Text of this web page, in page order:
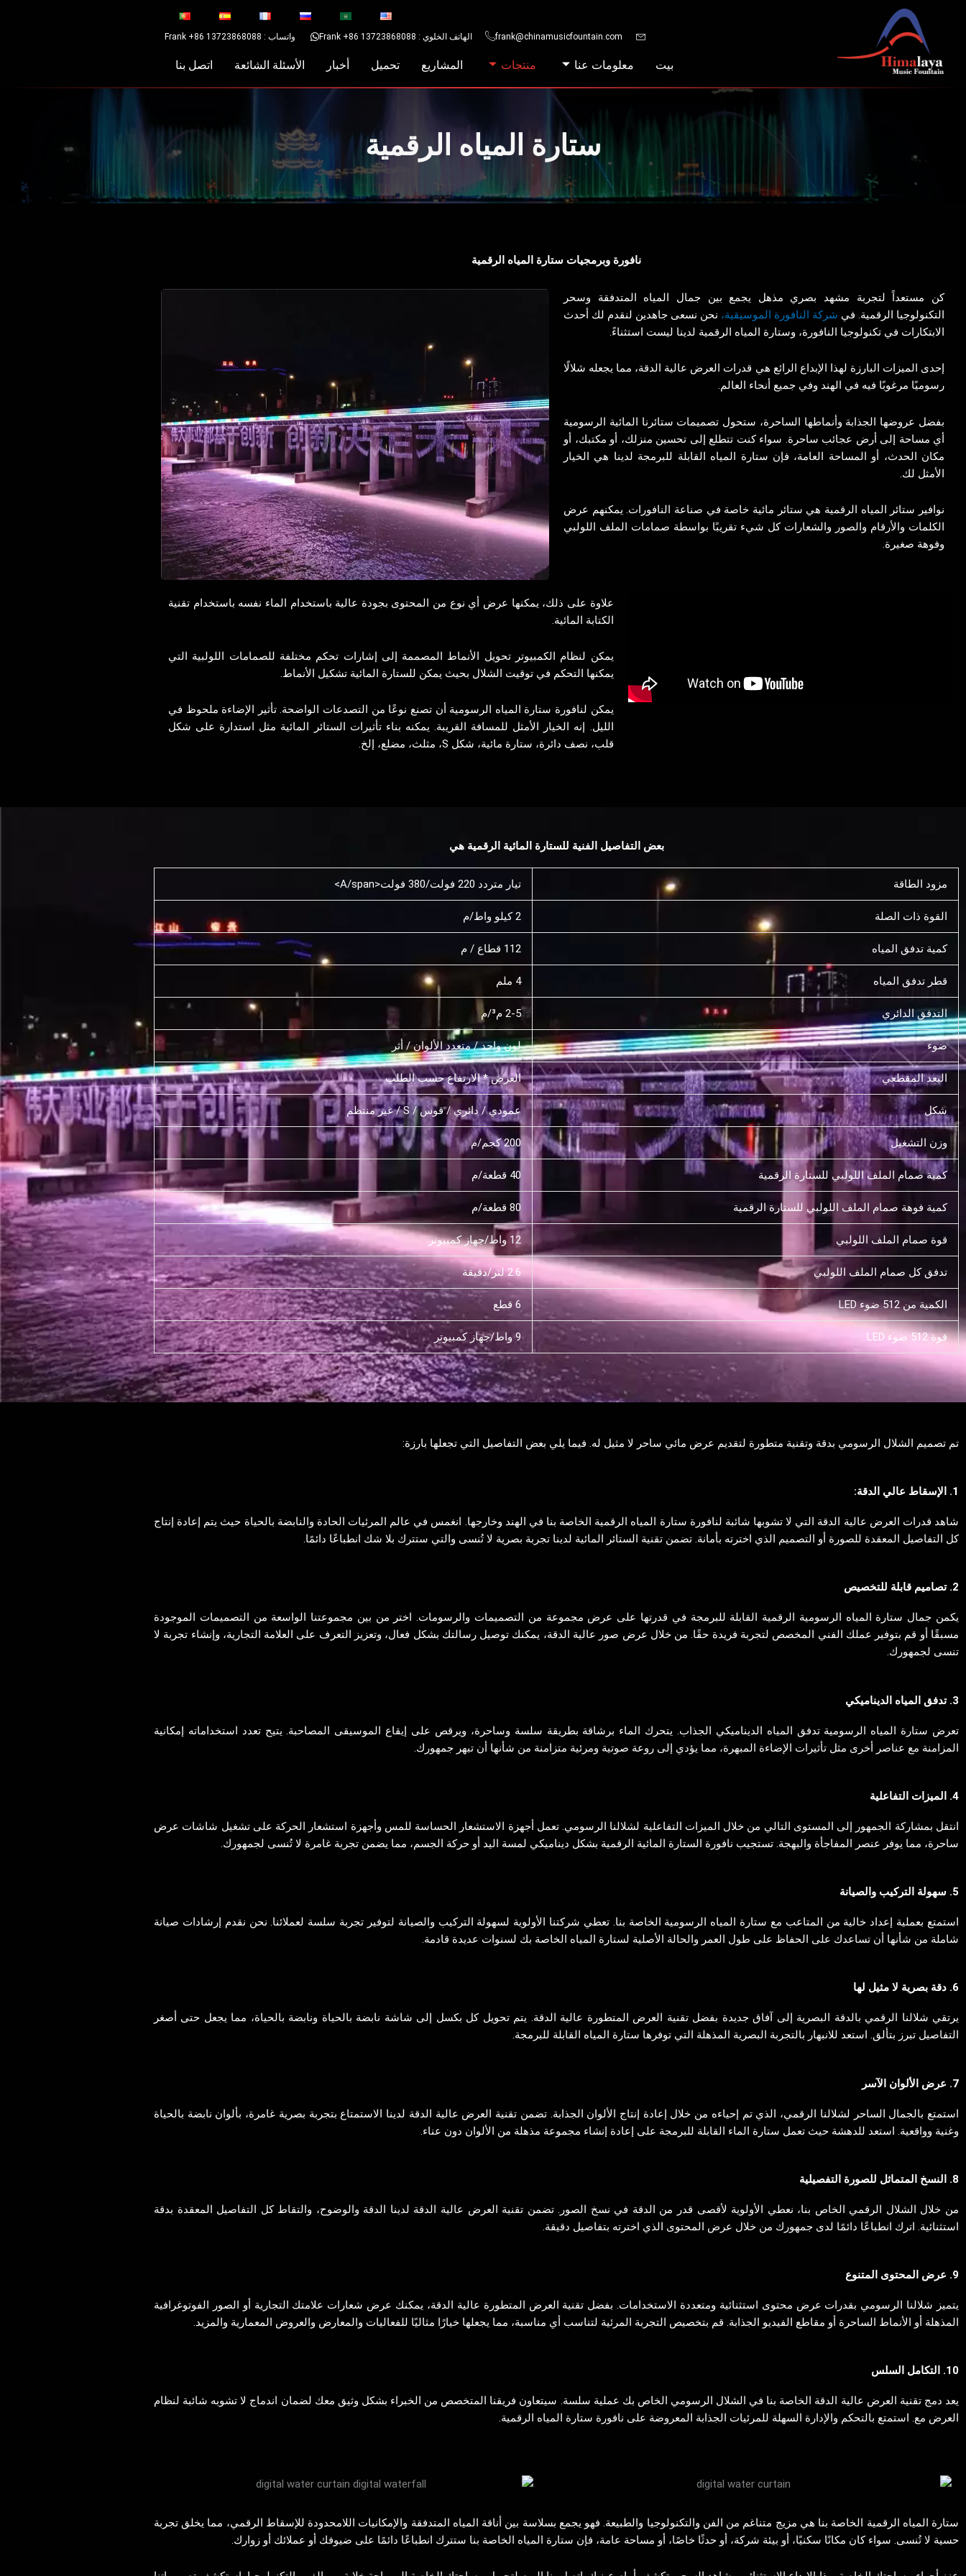
frank@chinamusicfountain.com الهاتف الخلوي : Frank +86 13723868088 واتساب : Frank +86 13723868088
بيت معلومات عنا منتجات المشاريع تحميل أخبار الأسئلة الشائعة اتصل بنا
ستارة المياه الرقمية
نافورة وبرمجيات ستارة المياه الرقمية
كن مستعداً لتجربة مشهد بصري مذهل يجمع بين جمال المياه المتدفقة وسحر
التكنولوجيا الرقمية. في شركة النافورة الموسيقية، نحن نسعى جاهدين لنقدم لك أحدث
الابتكارات في تكنولوجيا النافورة، وستارة المياه الرقمية لدينا ليست استثناءً.
إحدى الميزات البارزة لهذا الإبداع الرائع هي قدرات العرض عالية الدقة، مما يجعله شلالًا
رسوميًا مرغوبًا فيه في الهند وفي جميع أنحاء العالم.
بفضل عروضها الجذابة وأنماطها الساحرة، ستحول تصميمات ستائرنا المائية الرسومية
أي مساحة إلى أرض عجائب ساحرة. سواء كنت تتطلع إلى تحسين منزلك، أو مكتبك، أو
مكان الحدث، أو المساحة العامة، فإن ستارة المياه القابلة للبرمجة لدينا هي الخيار
الأمثل لك.
نوافير ستائر المياه الرقمية هي ستائر مائية خاصة في صناعة النافورات. يمكنهم عرض
الكلمات والأرقام والصور والشعارات كل شيء تقريبًا بواسطة صمامات الملف اللولبي
وفوهة صغيرة.
علاوة على ذلك، يمكنها عرض أي نوع من المحتوى بجودة عالية باستخدام الماء نفسه باستخدام تقنية
الكتابة المائية.
يمكن لنظام الكمبيوتر تحويل الأنماط المصممة إلى إشارات تحكم مختلفة للصمامات اللولبية التي
يمكنها التحكم في توقيت الشلال بحيث يمكن للستارة المائية تشكيل الأنماط.
يمكن لنافورة ستارة المياه الرسومية أن تصنع نوعًا من التصدعات الواضحة. تأثير الإضاءة ملحوظ في
الليل. إنه الخيار الأمثل للمسافة القريبة. يمكنه بناء تأثيرات الستائر المائية مثل استدارة على شكل
قلب، نصف دائرة، ستارة مائية، شكل S، مثلث، مضلع، إلخ.
بعض التفاصيل الفنية للستارة المائية الرقمية هي
مزود الطاقة تيار متردد 220 فولت/380 فولت<A/span>
القوة ذات الصلة 2 كيلو واط/م
كمية تدفق المياه 112 قطاع / م
قطر تدفق المياه 4 ملم
التدفق الدائري 2-5 م³/م
ضوء لون واحد / متعدد الألوان / أثر
البعد المقطعي العرض * الارتفاع حسب الطلب
شكل عمودي / دائري / قوس / S / غير منتظم
وزن التشغيل 200 كجم/م
كمية صمام الملف اللولبي للستارة الرقمية 40 قطعة/م
كمية فوهة صمام الملف اللولبي للستارة الرقمية 80 قطعة/م
قوة صمام الملف اللولبي 12 واط/جهاز كمبيوتر
تدفق كل صمام الملف اللولبي 2.6 لتر/دقيقة
الكمية من 512 ضوء LED 6 قطع
قوة 512 ضوء LED 9 واط/جهاز كمبيوتر
تم تصميم الشلال الرسومي بدقة وتقنية متطورة لتقديم عرض مائي ساحر لا مثيل له. فيما يلي بعض التفاصيل التي تجعلها بارزة:
1. الإسقاط عالي الدقة:
شاهد قدرات العرض عالية الدقة التي لا تشوبها شائبة لنافورة ستارة المياه الرقمية الخاصة بنا في الهند وخارجها. انغمس في عالم المرئيات الحادة والنابضة بالحياة حيث يتم إعادة إنتاج
كل التفاصيل المعقدة للصورة أو التصميم الذي اخترته بأمانة. تضمن تقنية الستائر المائية لدينا تجربة بصرية لا تُنسى والتي ستترك بلا شك انطباعًا دائمًا.
2. تصاميم قابلة للتخصيص
يكمن جمال ستارة المياه الرسومية الرقمية القابلة للبرمجة في قدرتها على عرض مجموعة من التصميمات والرسومات. اختر من بين مجموعتنا الواسعة من التصميمات الموجودة
مسبقًا أو قم بتوفير عملك الفني المخصص لتجربة فريدة حقًا. من خلال عرض صور عالية الدقة، يمكنك توصيل رسالتك بشكل فعال، وتعزيز التعرف على العلامة التجارية، وإنشاء تجربة لا
تنسى لجمهورك.
3. تدفق المياه الديناميكي
تعرض ستارة المياه الرسومية تدفق المياه الديناميكي الجذاب. يتحرك الماء برشاقة بطريقة سلسة وساحرة، ويرقص على إيقاع الموسيقى المصاحبة. يتيح تعدد استخداماته إمكانية
المزامنة مع عناصر أخرى مثل تأثيرات الإضاءة المبهرة، مما يؤدي إلى روعة صوتية ومرئية متزامنة من شأنها أن تبهر جمهورك.
4. الميزات التفاعلية
انتقل بمشاركة الجمهور إلى المستوى التالي من خلال الميزات التفاعلية لشلالنا الرسومي. تعمل أجهزة الاستشعار الحساسة للمس وأجهزة استشعار الحركة على تشغيل شاشات عرض
ساحرة، مما يوفر عنصر المفاجأة والبهجة. تستجيب نافورة الستارة المائية الرقمية بشكل ديناميكي لمسة اليد أو حركة الجسم، مما يضمن تجربة غامرة لا تُنسى لجمهورك.
5. سهولة التركيب والصيانة
استمتع بعملية إعداد خالية من المتاعب مع ستارة المياه الرسومية الخاصة بنا. تعطي شركتنا الأولوية لسهولة التركيب والصيانة لتوفير تجربة سلسة لعملائنا. نحن نقدم إرشادات صيانة
شاملة من شأنها أن تساعدك على الحفاظ على طول العمر والحالة الأصلية لستارة المياه الخاصة بك لسنوات عديدة قادمة.
6. دقة بصرية لا مثيل لها
يرتقي شلالنا الرقمي بالدقة البصرية إلى آفاق جديدة بفضل تقنية العرض المتطورة عالية الدقة. يتم تحويل كل بكسل إلى شاشة نابضة بالحياة ونابضة بالحياة، مما يجعل حتى أصغر
التفاصيل تبرز بتألق. استعد للانبهار بالتجربة البصرية المذهلة التي توفرها ستارة المياه القابلة للبرمجة.
7. عرض الألوان الآسر
استمتع بالجمال الساحر لشلالنا الرقمي، الذي تم إحياءه من خلال إعادة إنتاج الألوان الجذابة. تضمن تقنية العرض عالية الدقة لدينا الاستمتاع بتجربة بصرية غامرة، بألوان نابضة بالحياة
وغنية وواقعية. استعد للدهشة حيث تعمل ستارة الماء القابلة للبرمجة على إعادة إنشاء مجموعة مذهلة من الألوان دون عناء.
8. النسخ المتماثل للصورة التفصيلية
من خلال الشلال الرقمي الخاص بنا، نعطي الأولوية لأقصى قدر من الدقة في نسخ الصور. تضمن تقنية العرض عالية الدقة لدينا الدقة والوضوح، والتقاط كل التفاصيل المعقدة بدقة
استثنائية. اترك انطباعًا دائمًا لدى جمهورك من خلال عرض المحتوى الذي اخترته بتفاصيل دقيقة.
9. عرض المحتوى المتنوع
يتميز شلالنا الرسومي بقدرات عرض محتوى استثنائية ومتعددة الاستخدامات. بفضل تقنية العرض المتطورة عالية الدقة، يمكنك عرض شعارات علامتك التجارية أو الصور الفوتوغرافية
المذهلة أو الأنماط الساحرة أو مقاطع الفيديو الجذابة. قم بتخصيص التجربة المرئية لتناسب أي مناسبة، مما يجعلها خيارًا مثاليًا للفعاليات والمعارض والعروض المعمارية والمزيد.
10. التكامل السلس
يعد دمج تقنية العرض عالية الدقة الخاصة بنا في الشلال الرسومي الخاص بك عملية سلسة. سيتعاون فريقنا المتخصص من الخبراء بشكل وثيق معك لضمان اندماج لا تشوبه شائبة لنظام
العرض مع. استمتع بالتحكم والإدارة السهلة للمرئيات الجذابة المعروضة على نافورة ستارة المياه الرقمية.
ستارة المياه الرقمية الخاصة بنا هي مزيج متناغم من الفن والتكنولوجيا والطبيعة. فهو يجمع بسلاسة بين أناقة المياه المتدفقة والإمكانيات اللامحدودة للإسقاط الرقمي، مما يخلق تجربة
حسية لا تُنسى. سواء كان مكانًا سكنيًا، أو بيئة شركة، أو حدثًا خاصًا، أو مساحة عامة، فإن ستارة المياه الخاصة بنا ستترك انطباعًا دائمًا على ضيوفك أو عملائك أو زوارك.